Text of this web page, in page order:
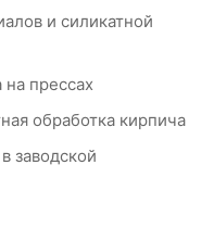
и силикатной
прессах
обработка кирпича
заводской